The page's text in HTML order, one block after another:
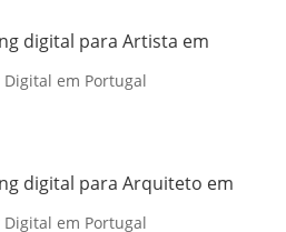
digital para Artista em
em Portugal
digital para Arquiteto em
em Portugal